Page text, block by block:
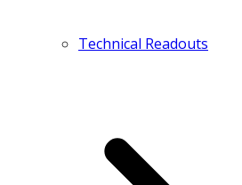
Technical Readouts